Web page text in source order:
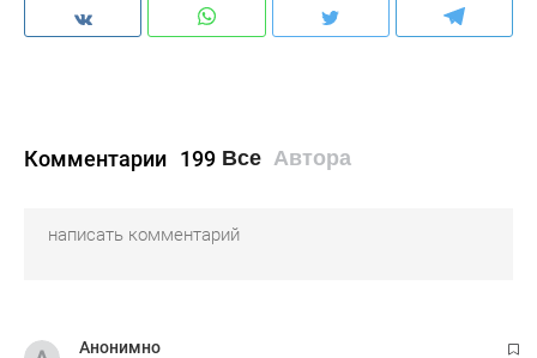
Комментарии 199 Все Автора
Анонимно